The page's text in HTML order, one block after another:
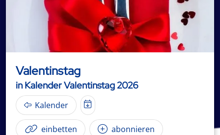
Valentinstag
in Kalender Valentinstag 2026
Kalender
einbetten abonnieren